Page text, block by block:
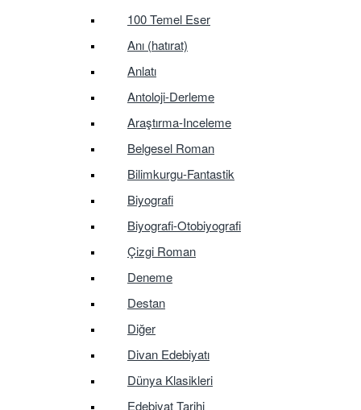
100 Temel Eser
Anı (hatırat)
Anlatı
Antoloji-Derleme
Araştırma-Inceleme
Belgesel Roman
Bilimkurgu-Fantastik
Biyografi
Biyografi-Otobiyografi
Çizgi Roman
Deneme
Destan
Diğer
Divan Edebiyatı
Dünya Klasikleri
Edebiyat Tarihi